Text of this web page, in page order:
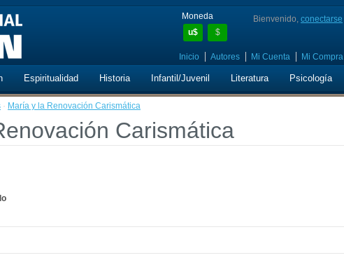
Moneda
u$
$
Bienvenido, conectarse
Inicio Autores Mi Cuenta Mi Compra
Espiritualidad Historia Infantil/Juvenil Literatura Psicología
· María y la Renovación Carismática
Carismática